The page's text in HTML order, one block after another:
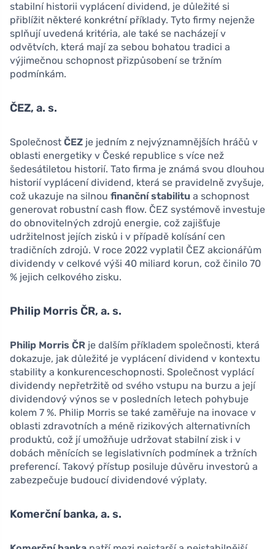
stabilní historii vyplácení dividend, je důležité si
přiblížit některé konkrétní příklady. Tyto firmy nejenže
splňují uvedená kritéria, ale také se nacházejí v
odvětvích, která mají za sebou bohatou tradici a
výjimečnou schopnost přizpůsobení se tržním
podmínkám.
ČEZ, a. s.
Společnost ČEZ je jedním z nejvýznamnějších hráčů v
oblasti energetiky v České republice s více než
šedesátiletou historií. Tato firma je známá svou dlouhou
historií vyplácení dividend, která se pravidelně zvyšuje,
což ukazuje na silnou finanční stabilitu a schopnost
generovat robustní cash flow. ČEZ systémově investuje
do obnovitelných zdrojů energie, což zajišťuje
udržitelnost jejích zisků i v případě kolísání cen
tradičních zdrojů. V roce 2022 vyplatil ČEZ akcionářům
dividendy v celkové výši 40 miliard korun, což činilo 70
% jejich celkového zisku.
Philip Morris ČR, a. s.
Philip Morris ČR je dalším příkladem společnosti, která
dokazuje, jak důležité je vyplácení dividend v kontextu
stability a konkurenceschopnosti. Společnost vyplácí
dividendy nepřetržitě od svého vstupu na burzu a její
dividendový výnos se v posledních letech pohybuje
kolem 7 %. Philip Morris se také zaměřuje na inovace v
oblasti zdravotních a méně rizikových alternativních
produktů, což jí umožňuje udržovat stabilní zisk i v
dobách měnících se legislativních podmínek a tržních
preferencí. Takový přístup posiluje důvěru investorů a
zabezpečuje budoucí dividendové výplaty.
Komerční banka, a. s.